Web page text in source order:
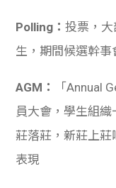
Polling：投票，
生，期間候選幹
AGM：
「Annual
員大會，學生組
莊落莊，新莊上
表現